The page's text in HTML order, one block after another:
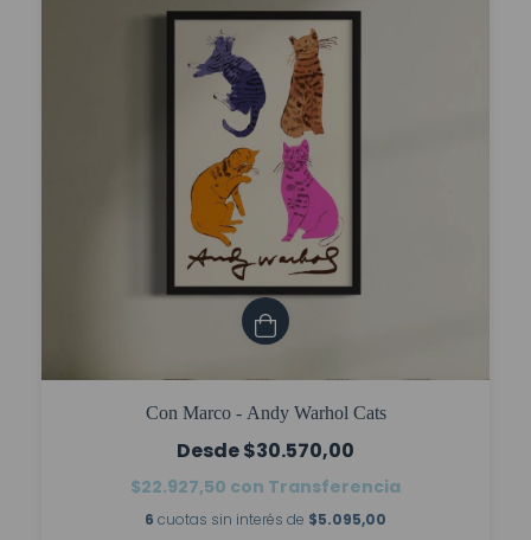
Con Marco - Andy Warhol Cats
$30.570,00
$22.927,50 con Transferencia
6 cuotas sin interés de $5.095,00